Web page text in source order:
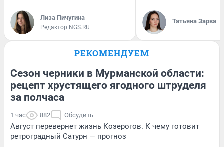
Лиза Пичугина
Редактор NGS.RU
Татьяна Зарва
РЕКОМЕНДУЕМ
Сезон черники в Мурманской области:
рецепт хрустящего ягодного штруделя
за полчаса
1 час 882 Обсудить
Август перевернет жизнь Козерогов. К чему готовит
ретроградный Сатурн — прогноз